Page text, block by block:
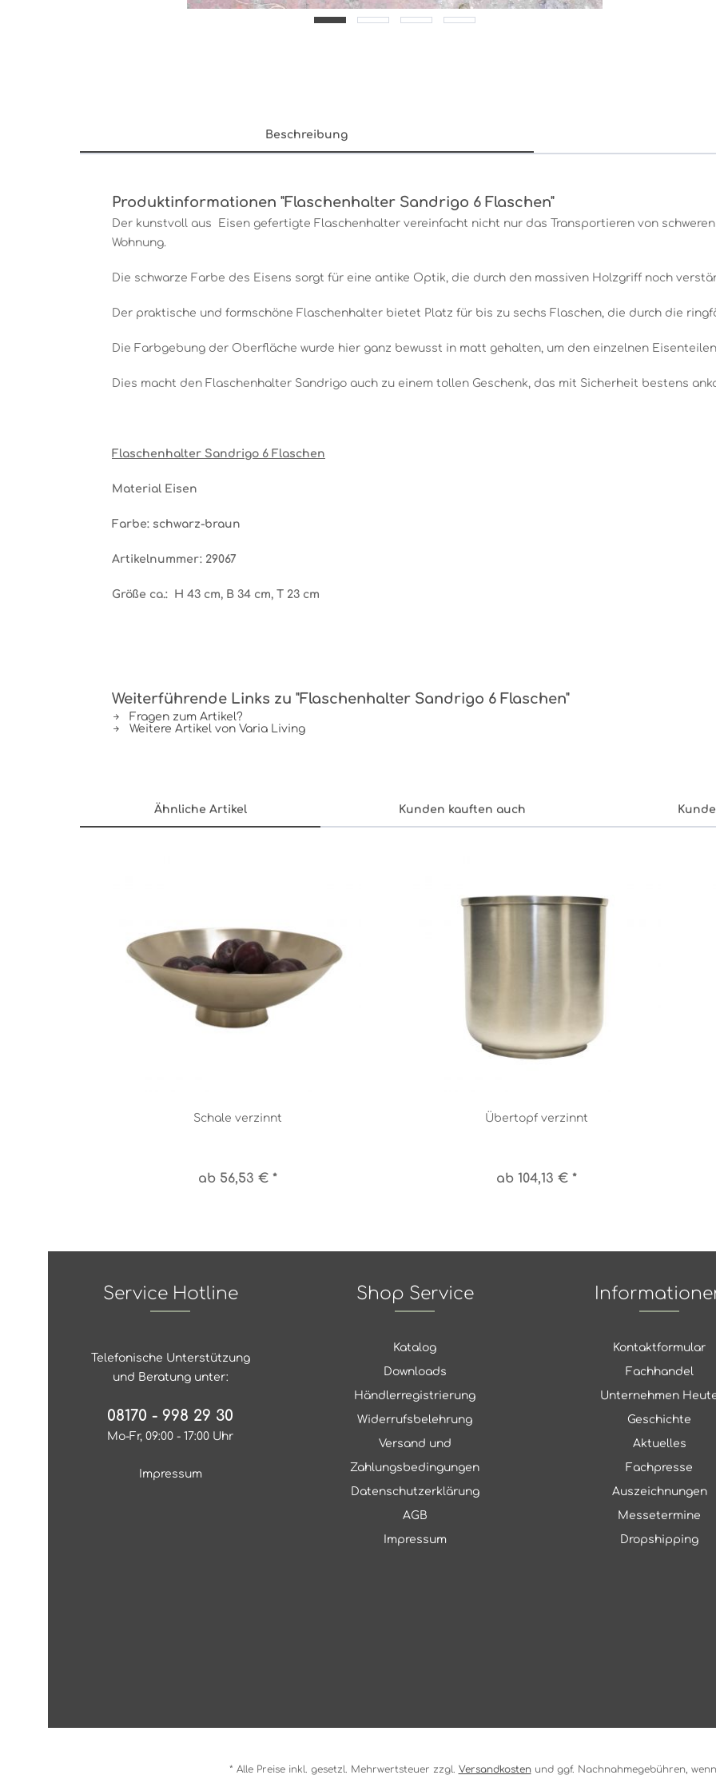
Beschreibung
Produktinformationen "Flaschenhalter Sandrigo 6 Flaschen"
Der kunstvoll aus Eisen gefertigte Flaschenhalter vereinfacht nicht nur das Transportieren von
Wohnung.
Die schwarze Farbe des Eisens sorgt für eine antike Optik, die durch den massiven Holzgriff noch
Der praktische und formschöne Flaschenhalter bietet Platz für bis zu sechs Flaschen, die durch die
Die Farbgebung der Oberfläche wurde hier ganz bewusst in matt gehalten, um den einzelnen
Dies macht den Flaschenhalter Sandrigo auch zu einem tollen Geschenk, das mit Sicherheit bestens
Flaschenhalter Sandrigo 6 Flaschen
Material Eisen
Farbe: schwarz-braun
Artikelnummer: 29067
Größe ca.: H 43 cm, B 34 cm, T 23 cm
Weiterführende Links zu "Flaschenhalter Sandrigo 6 Flaschen"
Fragen zum Artikel?
Weitere Artikel von Varia Living
Ähnliche Artikel Kunden kauften auch
Schale verzinnt
ab 56,53 € *
Übertopf verzinnt
ab 104,13 € *
Service Hotline
Telefonische Unterstützung
und Beratung unter:
08170 - 998 29 30
Mo-Fr, 09:00 - 17:00 Uhr
Impressum
Shop Service
Katalog
Downloads
Händlerregistrierung
Widerrufsbelehrung
Versand und
Zahlungsbedingungen
Datenschutzerklärung
AGB
Impressum
Kontaktformular
Fachhandel
Unternehmen
Geschichte
Aktuelles
Fachpresse
Auszeichnungen
Messetermine
Dropshipping
* Alle Preise inkl. gesetzl. Mehrwertsteuer zzgl. Versandkostenund ggf. Nachnahmegebühren,